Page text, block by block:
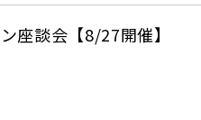
座談会【8/27開催】